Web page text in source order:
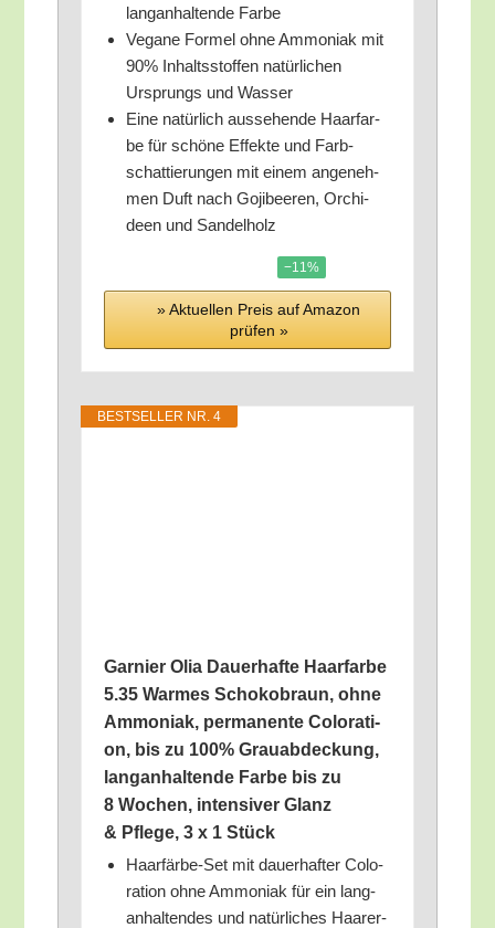
lang­an­hal­ten­de Farbe
Vega­ne For­mel ohne Ammo­ni­ak mit
90% Inhalts­stof­fen natür­li­chen
Ursprungs und Wasser
Eine natür­lich aus­se­hen­de Haar­far­
be für schö­ne Effek­te und Farb­
schat­tie­run­gen mit einem ange­neh­
men Duft nach Goji­bee­ren, Orchi­
deen und Sandelholz
−11%
» Aktu­el­len Preis auf Ama­zon
prü­fen »
BEST­SEL­LER NR. 4
Gar­nier Olia Dau­er­haf­te Haar­far­be
5.35 War­mes Scho­ko­braun, ohne
Ammo­ni­ak, per­ma­nen­te Colo­ra­ti­
on, bis zu 100% Grau­ab­de­ckung,
lang­an­hal­ten­de Far­be bis zu
8 Wochen, inten­si­ver Glanz
& Pfle­ge, 3 x 1 Stück
Haar­fär­be-Set mit dau­er­haf­ter Colo­
ra­ti­on ohne Ammo­ni­ak für ein lang­
an­hal­ten­des und natür­li­ches Haar­er­